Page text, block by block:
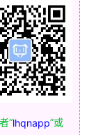
“lhqnapp”或